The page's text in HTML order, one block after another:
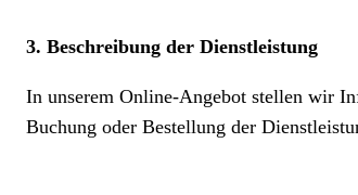
3. Beschreibung der Dienstleistung
In unserem Online-Angebot stellen wir
Buchung oder Bestellung der